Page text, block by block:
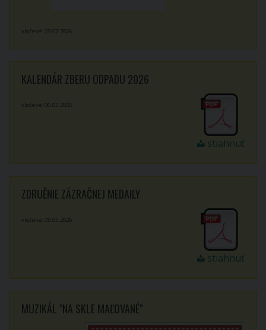
vložené: 23.07.2026
KALENDÁR ZBERU ODPADU 2026
stiahnuť
vložené: 06.05.2026
ZDRUĚNIE ZÁZRAČNEJ MEDAILY
stiahnuť
vložené: 05.05.2026
MUZIKÁL "NA SKLE MAĽOVANÉ"